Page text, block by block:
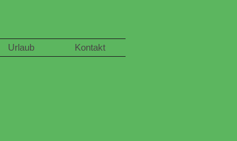
Urlaub Kontakt